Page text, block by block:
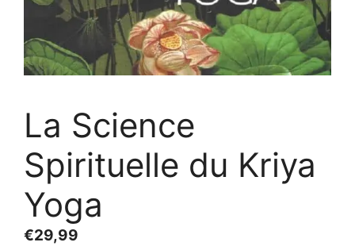
La Science
Spirituelle du Kriya
Yoga
€29,99